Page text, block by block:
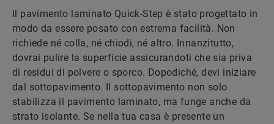
Il pavimento laminato Quick-Step è stato progettato in
modo da essere posato con estrema facilità. Non
richiede né colla, né chiodi, né altro. Innanzitutto,
dovrai pulire la superficie assicurandoti che sia priva
di residui di polvere o sporco. Dopodiché, devi iniziare
dal sottopavimento. Il sottopavimento non solo
stabilizza il pavimento laminato, ma funge anche da
strato isolante. Se nella tua casa è presente un